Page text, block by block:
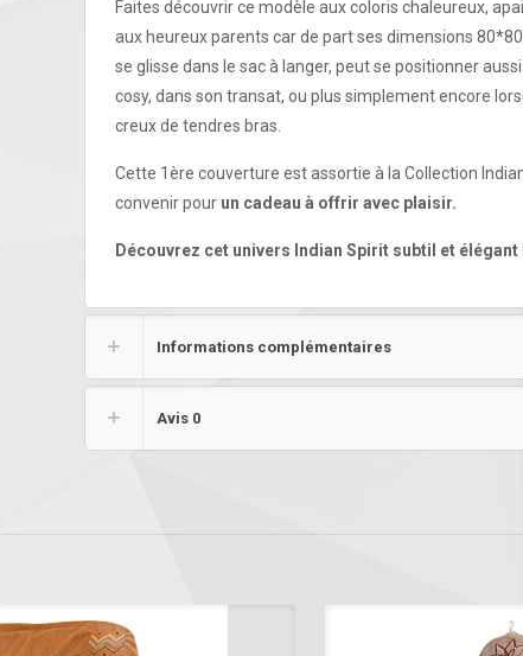
Faites découvrir ce modèle aux coloris chaleureux,
aux heureux parents car de part ses dimensions
se glisse dans le sac à langer, peut se positionner
cosy, dans son transat, ou plus simplement encore
creux de tendres bras.
Cette 1ère couverture est assortie à la Collection
convenir pour un cadeau à offrir avec plaisir.
Découvrez cet univers Indian Spirit subtil et élégant
Informations complémentaires
Avis 0